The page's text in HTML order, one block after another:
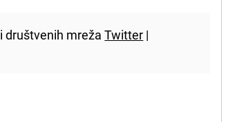
i društvenih mrežaTwitter |